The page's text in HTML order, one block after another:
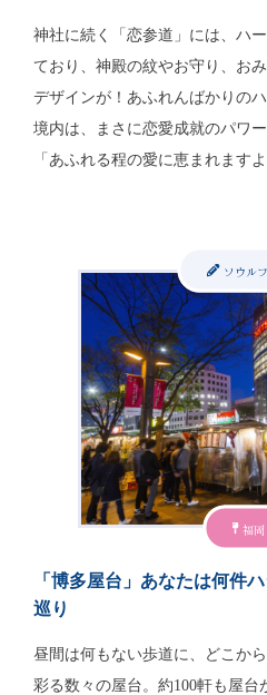
神社に続く「恋参道」には、ハ
ており、神殿の紋やお守り、お
デザインが！あふれんばかりの
境内は、まさに恋愛成就のパワ
「あふれる程の愛に恵まれます
福岡
ソウル
「博多屋台」あなたは何件
巡り
昼間は何もない歩道に、どこか
彩る数々の屋台。約100軒も屋